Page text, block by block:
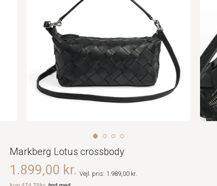
Markberg Lotus crossbody
1.899,00 kr. Vejl. pris: 1.989,00 kr.